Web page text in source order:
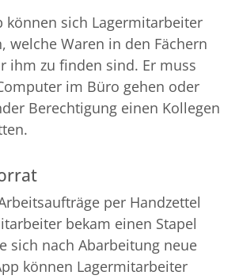
können sich Lagermitarbeiter
welche Waren in den Fächern
ihm zu finden sind. Er muss
im Büro gehen oder
Berechtigung einen Kollegen
per Handzettel
bekam einen Stapel
sich nach Abarbeitung neue
können Lagermitarbeiter